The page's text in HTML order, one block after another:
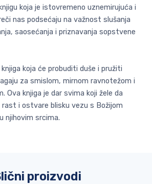
koja je istovremeno uznemirujuća i
nas podsećaju na važnost slušanja
saosećanja i priznavanja sopstvene
koja će probuditi duše i pružiti
za smislom, mirnom ravnotežom i
Ova knjiga je dar svima koji žele da
rast i ostvare blisku vezu s Božijom
njihovim srcima.
proizvodi